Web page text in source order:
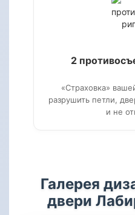
2
«Страховка»
разрушить петли,
и не
Галерея
двери